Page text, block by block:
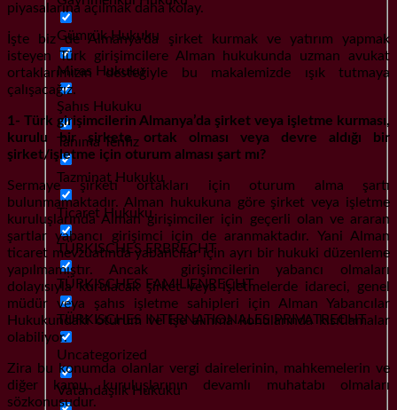
Gümrük Hukuku
Miras Hukuku
Şahıs Hukuku
Tanıma Tenfiz
Tazminat Hukuku
Ticaret Hukuku
TÜRKISCHES ERBRECHT
TÜRKISCHES FAMILIENRECHT
TÜRKISCHES INTERNATIONALES PRIVATRECHT
Uncategorized
Vatandaşlık Hukuku
piyasalarına açılmak daha kolay.
İşte biz de Almanya’da şirket kurmak ve yatırım yapmak
isteyen Türk girişimcilere Alman hukukunda uzman avukat
ortaklarımızın desteğiyle bu makalemizde ışık tutmaya
çalışacağız.
1- Türk girişimcilerin Almanya’da şirket veya işletme kurması,
kurulu bir şirkete ortak olması veya devre aldığı bir
şirket/işletme için oturum alması şart mı?
Sermaye şirketi ortakları için oturum alma şartı
bulunmamaktadır. Alman hukukuna göre şirket veya işletme
kuruluşlarında Alman girişimciler için geçerli olan ve araran
şartlar yabancı girişimci için de aranmaktadır. Yani Alman
ticaret mevzuatında yabancılar için ayrı bir hukuki düzenleme
yapılmamıştır. Ancak girişimcilerin yabancı olmaları
dolayısıyla kurulacak şirket veya işletmelerde idareci, genel
müdür veya şahıs işletme sahipleri için Alman Yabancılar
Hukukundaki oturum ve işe alınma konularında kısıtlamalar
olabiliyor.
Zira bu konumda olanlar vergi dairelerinin, mahkemelerin ve
diğer kamu kuruluşlarının devamlı muhatabı olmaları
sözkonusudur.